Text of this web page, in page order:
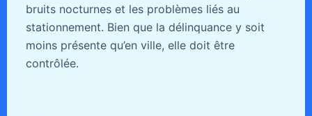
bruits nocturnes et les problèmes liés au
stationnement. Bien que la délinquance y soit
moins présente qu’en ville, elle doit être
contrôlée.